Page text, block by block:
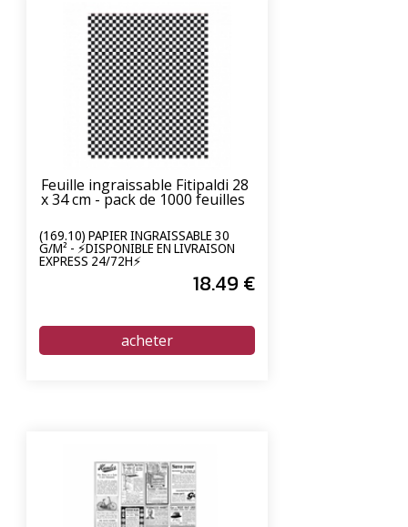
Feuille ingraissable Fitipaldi 28
x 34 cm - pack de 1000 feuilles
(169.10) PAPIER INGRAISSABLE 30
G/M² - ⚡DISPONIBLE EN LIVRAISON
EXPRESS 24/72H⚡
18.49 €